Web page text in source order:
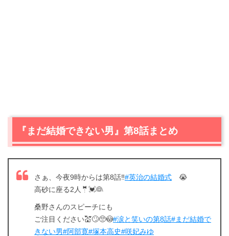
『まだ結婚できない男』第8話まとめ
さぁ、今夜9時からは第8話‼️#英治の結婚式 😭
高砂に座る2人🤵💓👰
桑野さんのスピーチにも
ご注目ください💒🙄🥺😳#涙と笑いの第8話#まだ結婚で
きない男#阿部寛#塚本高史#咲妃みゆ